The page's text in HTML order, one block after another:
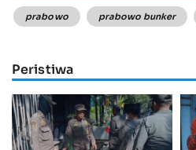
prabowo prabowo bunker
Peristiwa